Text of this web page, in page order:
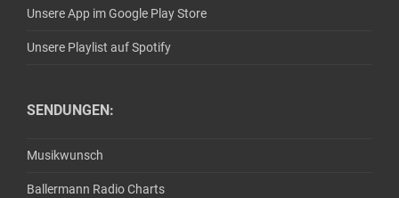
Unsere App im Google Play Store
Unsere Playlist auf Spotify
SENDUNGEN:
Musikwunsch
Ballermann Radio Charts